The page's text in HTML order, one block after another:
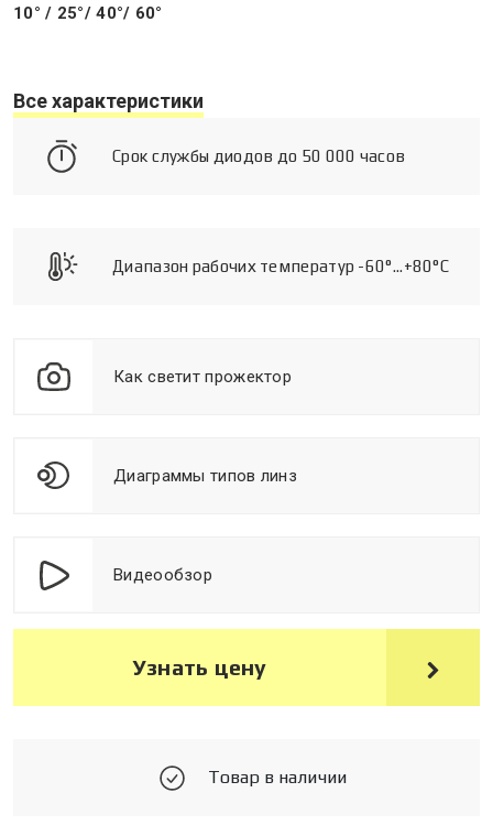
10° / 25°/ 40°/ 60°
Все характеристики
Срок службы диодов до 50 000 часов
Диапазон рабочих температур -60°...+80°C
Как светит прожектор
Диаграммы типов линз
Видеообзор
Узнать цену
Товар в наличии